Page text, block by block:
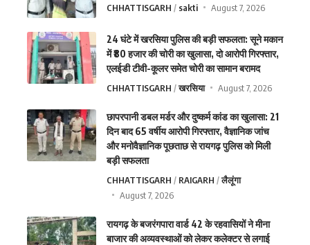
CHHATTISGARH sakti August 7, 2026
24 घंटे में खरसिया पुलिस की बड़ी सफलता: सूने मकान
में ₹80 हजार की चोरी का खुलासा, दो आरोपी गिरफ्तार,
एलईडी टीवी-कूलर समेत चोरी का सामान बरामद
CHHATTISGARH खरसिया August 7, 2026
छापरपानी डबल मर्डर और दुष्कर्म कांड का खुलासा: 21
दिन बाद 65 वर्षीय आरोपी गिरफ्तार, वैज्ञानिक जांच
और मनोवैज्ञानिक पूछताछ से रायगढ़ पुलिस को मिली
बड़ी सफलता
CHHATTISGARH RAIGARH
लैलूंगा
August 7, 2026
रायगढ़ के बजरंगपारा वार्ड 42 के रहवासियों ने मीना
बाजार की अव्यवस्थाओं को लेकर कलेक्टर से लगाई